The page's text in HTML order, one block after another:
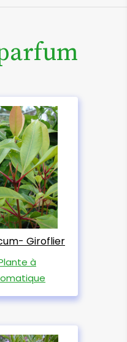
Giroflier
à